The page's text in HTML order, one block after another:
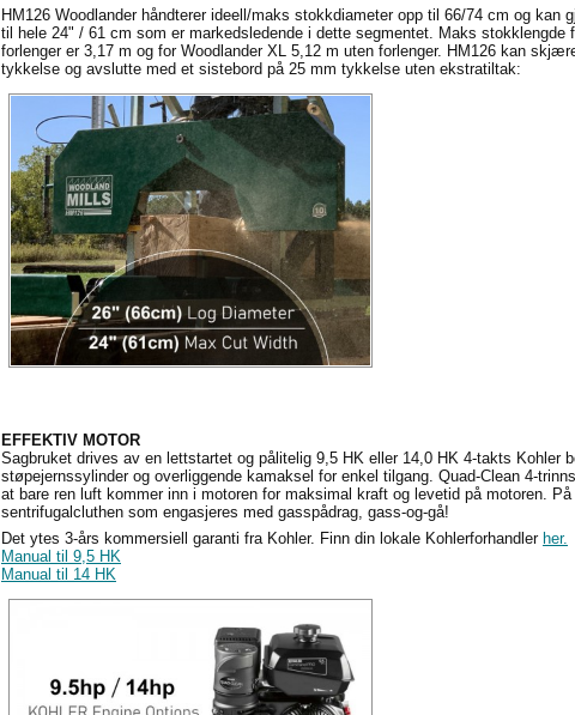
HM126 Woodlander håndterer ideell/maks stokkdiameter opp til 66/74 cm og kan
til hele 24" / 61 cm som er markedsledende i dette segmentet. Maks stokklengde
forlenger er 3,17 m og for Woodlander XL 5,12 m uten forlenger. HM126 kan
tykkelse og avslutte med et sistebord på 25 mm tykkelse uten ekstratiltak:
EFFEKTIV MOTOR
Sagbruket drives av en lettstartet og pålitelig 9,5 HK eller 14,0 HK 4-takts Kohler
støpejernssylinder og overliggende kamaksel for enkel tilgang. Quad-Clean 4-
at bare ren luft kommer inn i motoren for maksimal kraft og levetid på motoren.
sentrifugalcluthen som engasjeres med gasspådrag, gass-og-gå!
Det ytes 3-års kommersiell garanti fra Kohler. Finn din lokale Kohlerforhandler her.
Manual til 9,5 HK
Manual til 14 HK